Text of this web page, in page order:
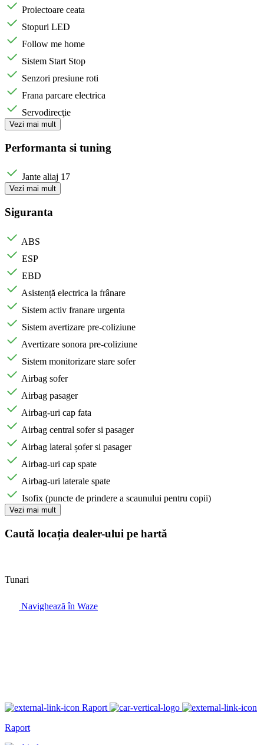
Proiectoare ceata
Stopuri LED
Follow me home
Sistem Start Stop
Senzori presiune roti
Frana parcare electrica
Servodirecţie
Vezi mai mult
Performanta si tuning
Jante aliaj 17
Vezi mai mult
Siguranta
ABS
ESP
EBD
Asistență electrica la frânare
Sistem activ franare urgenta
Sistem avertizare pre-coliziune
Avertizare sonora pre-coliziune
Sistem monitorizare stare sofer
Airbag sofer
Airbag pasager
Airbag-uri cap fata
Airbag central sofer si pasager
Airbag lateral șofer si pasager
Airbag-uri cap spate
Airbag-uri laterale spate
Isofix (puncte de prindere a scaunului pentru copii)
Vezi mai mult
Caută locația dealer-ului pe hartă
Tunari
Navighează în Waze
Raport
Raport